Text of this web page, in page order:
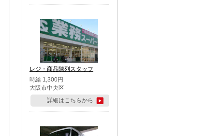
レジ・商品陳列スタッフ
時給 1,300円
大阪市中央区
詳細はこちらから